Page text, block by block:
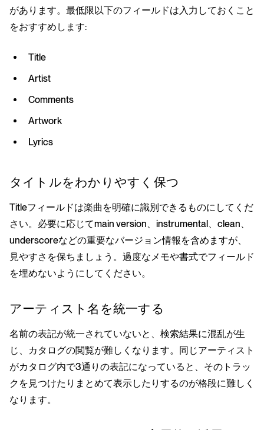
があります。最低限以下のフィールドは入力しておくこと
をおすすめします:
Title
Artist
Comments
Artwork
Lyrics
タイトルをわかりやすく保つ
Titleフィールドは楽曲を明確に識別できるものにしてくだ
さい。必要に応じてmain version、instrumental、clean、
underscoreなどの重要なバージョン情報を含めますが、
見やすさを保ちましょう。過度なメモや書式でフィールド
を埋めないようにしてください。
アーティスト名を統一する
名前の表記が統一されていないと、検索結果に混乱が生
じ、カタログの閲覧が難しくなります。同じアーティスト
がカタログ内で3通りの表記になっていると、そのトラッ
クを見つけたりまとめて表示したりするのが格段に難しく
なります。